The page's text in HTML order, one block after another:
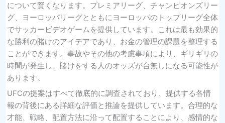
について賢くなります。プレミアリーグ、チャンピオンズリー
グ、ヨーロッパリーグとともにヨーロッパのトップリーグ全体
でサッカービデオゲームを提供しています。これは最も効果的
な勝利の賭けのアイデアであり、お金の管理の課題を整理する
ことができます。事故やその他の考慮事項により、ギリギリの
時間が発生し、賭けをする人のオッズが台無しになる可能性が
あります。
UFCの提案はすべて徹底的に調査されており、提供する各情
報の背後にある詳細な評価と推論を提供しています。合理的な
才能、戦略、配置方法に沿って配置することにより、感情的な